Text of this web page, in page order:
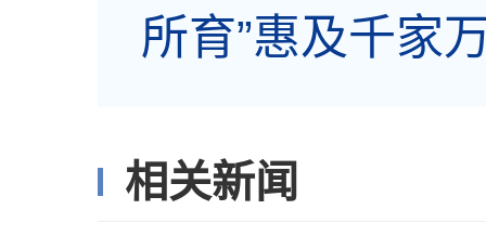
所育”惠及千家
相关新闻